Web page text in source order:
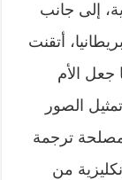
إلى جانب
أتقنت
جعل الأم
الصور
مصلحة ترجمة
من